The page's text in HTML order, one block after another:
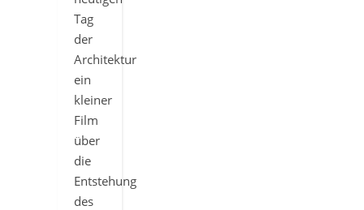
Tag
der
Architektur
ein
kleiner
Film
über
die
Entstehung
des